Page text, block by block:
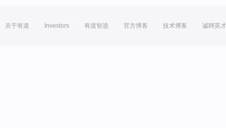
关于有道 Investors 有道智选 官方博客 技术博客 诚聘英才